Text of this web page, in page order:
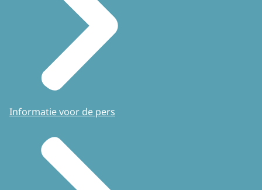
Informatie voor de pers